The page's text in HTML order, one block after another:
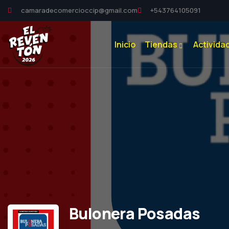
camaradecomercioccip@gmail.com +543764105091
Inicio Tiendas
Bulonera Posadas